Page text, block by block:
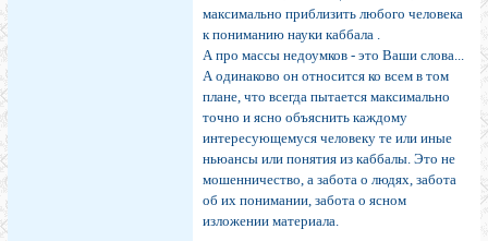
максимально приблизить любого человека
к пониманию науки каббала .
А про массы недоумков - это Ваши слова...
А одинаково он относится ко всем в том
плане, что всегда пытается максимально
точно и ясно объяснить каждому
интересующемуся человеку те или иные
ньюансы или понятия из каббалы. Это не
мошенничество, а забота о людях, забота
об их понимании, забота о ясном
изложении материала.